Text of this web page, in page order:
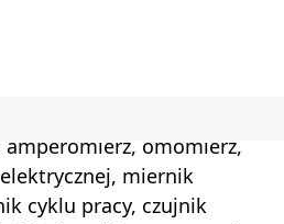
omomierz,
miernik
cyklu pracy, czujnik